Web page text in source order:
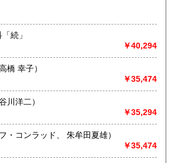
史、社会科学、自然科学、美術工芸、国
古典籍、近代文献、趣味、外国書、サブ
般（その他）
続」
￥40,294
物の習い方 （高橋 幸子）
￥35,474
妻 （長谷川洋二）
￥35,294
ウゼフ・コンラッド、 朱牟田夏雄）
￥35,474